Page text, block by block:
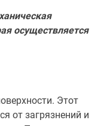
осуществляется
Этот
от загрязнений и